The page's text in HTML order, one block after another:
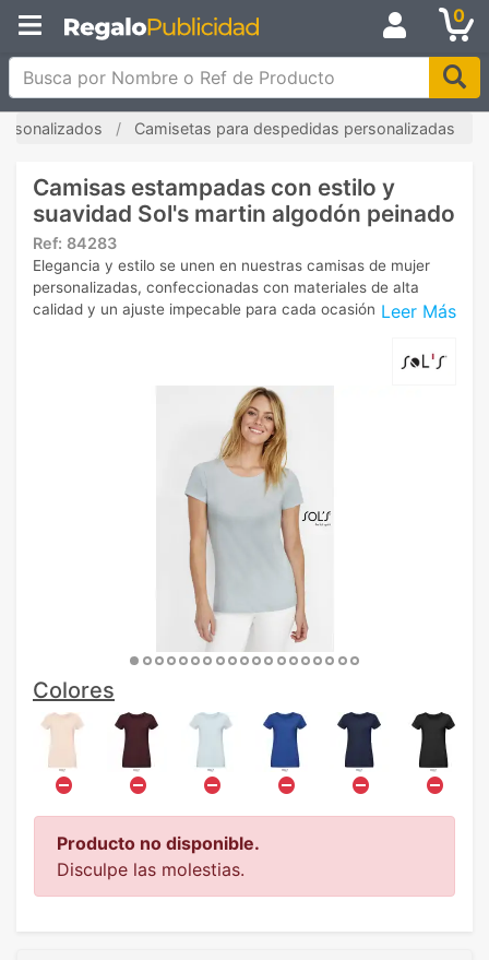
0
Busca por Nombre o Ref de Producto
Camisetas para despedidas personalizadas
Camisas estampadas con estilo y
suavidad Sol's martin algodón peinado
Ref: 84283
Leer Más
Elegancia y estilo se unen en nuestras camisas de mujer
personalizadas, confeccionadas con materiales de alta
calidad y un ajuste impecable para cada ocasión.
Colores
Producto no disponible.
Disculpe las molestias.